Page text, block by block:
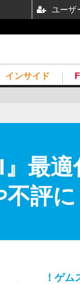
インサイド
最適
不評に
！ゲム
ユーザ